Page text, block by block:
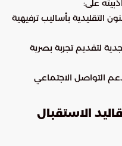
على:
التقليدية بأساليب ترفيهية
لتقديم تجربة بصرية
التواصل الاجتماعي
الاستقبال